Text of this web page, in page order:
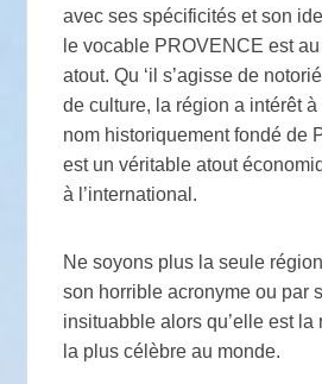
avec ses spécificités et son
le vocable PROVENCE est
atout. Qu ‘il s’agisse de
de culture, la région a intérêt à
nom historiquement fondé de
est un véritable atout
à l’international.
Ne soyons plus la seule
son horrible acronyme ou par
insituabble alors qu’elle est la
la plus célèbre au monde.